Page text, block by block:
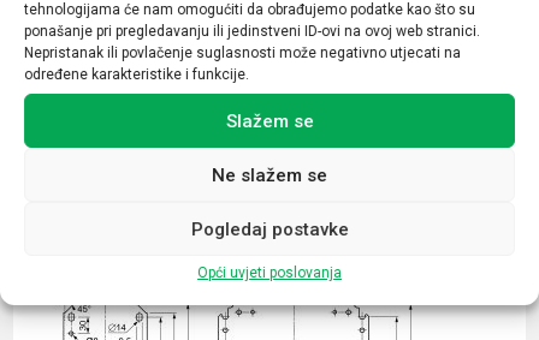
tehnologijama će nam omogućiti da obrađujemo podatke kao što su
ponašanje pri pregledavanju ili jedinstveni ID-ovi na ovoj web stranici.
Nepristanak ili povlačenje suglasnosti može negativno utjecati na
određene karakteristike i funkcije.
Slažem se
Ne slažem se
Pogledaj postavke
Opći uvjeti poslovanja
Povezani proizvodi